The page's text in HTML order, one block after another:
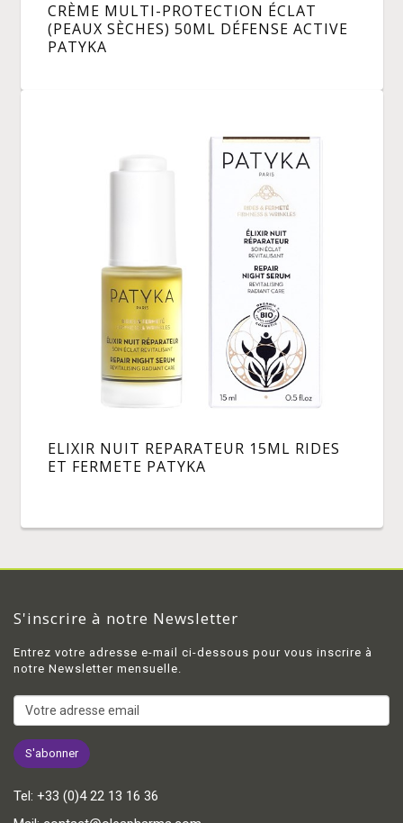
CRÈME MULTI-PROTECTION ÉCLAT
(PEAUX SÈCHES) 50ML DÉFENSE ACTIVE
PATYKA
ELIXIR NUIT REPARATEUR 15ML RIDES
ET FERMETE PATYKA
S'inscrire à notre Newsletter
Entrez votre adresse e-mail ci-dessous pour vous inscrire à
notre Newsletter mensuelle.
Tel: +33 (0)4 22 13 16 36